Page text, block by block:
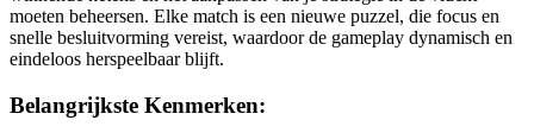
moeten beheersen. Elke match is een nieuwe puzzel, die focus en
snelle besluitvorming vereist, waardoor de gameplay dynamisch en
eindeloos herspeelbaar blijft.
Belangrijkste Kenmerken: